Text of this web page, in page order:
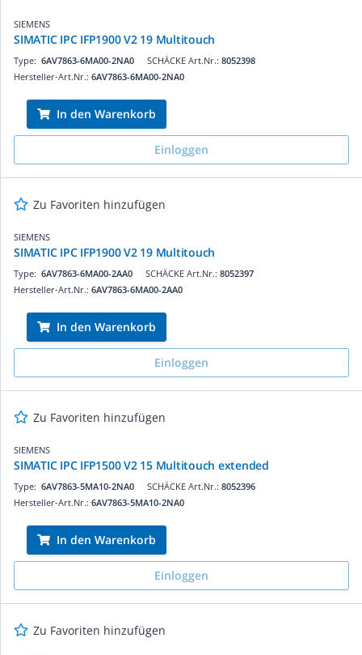
SIEMENS
SIMATIC IPC IFP1900 V2 19 Multitouch
SCHÄCKE Art.Nr.: 8052398
Type: 6AV7863-6MA00-2NA0
Hersteller-Art.Nr.: 6AV7863-6MA00-2NA0
In den Warenkorb
Einloggen
Zu Favoriten hinzufügen
SIEMENS
SIMATIC IPC IFP1900 V2 19 Multitouch
SCHÄCKE Art.Nr.: 8052397
Type: 6AV7863-6MA00-2AA0
Hersteller-Art.Nr.: 6AV7863-6MA00-2AA0
In den Warenkorb
Einloggen
Zu Favoriten hinzufügen
SIEMENS
SIMATIC IPC IFP1500 V2 15 Multitouch extended
SCHÄCKE Art.Nr.: 8052396
Type: 6AV7863-5MA10-2NA0
Hersteller-Art.Nr.: 6AV7863-5MA10-2NA0
In den Warenkorb
Einloggen
Zu Favoriten hinzufügen